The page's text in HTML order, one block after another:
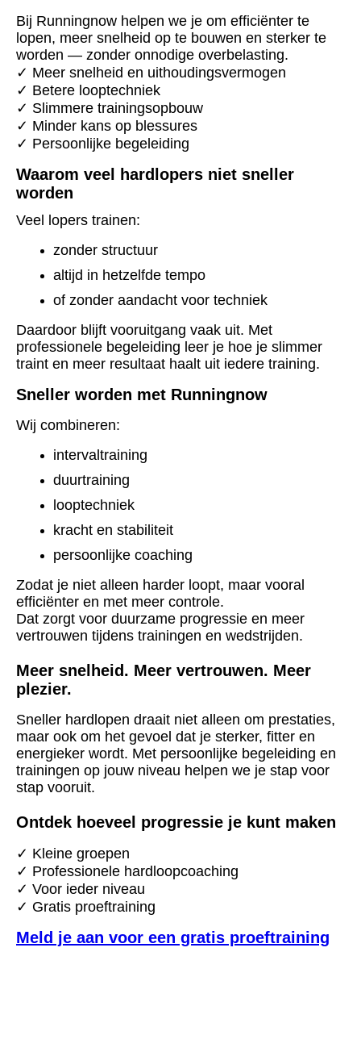
Bij Runningnow helpen we je om efficiënter te
lopen, meer snelheid op te bouwen en sterker te
worden — zonder onnodige overbelasting.
✓ Meer snelheid en uithoudingsvermogen
✓ Betere looptechniek
✓ Slimmere trainingsopbouw
✓ Minder kans op blessures
✓ Persoonlijke begeleiding
Waarom veel hardlopers niet sneller
worden
Veel lopers trainen:
zonder structuur
altijd in hetzelfde tempo
of zonder aandacht voor techniek
Daardoor blijft vooruitgang vaak uit. Met
professionele begeleiding leer je hoe je slimmer
traint en meer resultaat haalt uit iedere training.
Sneller worden met Runningnow
Wij combineren:
intervaltraining
duurtraining
looptechniek
kracht en stabiliteit
persoonlijke coaching
Zodat je niet alleen harder loopt, maar vooral
efficiënter en met meer controle.
Dat zorgt voor duurzame progressie en meer
vertrouwen tijdens trainingen en wedstrijden.
Meer snelheid. Meer vertrouwen. Meer
plezier.
Sneller hardlopen draait niet alleen om prestaties,
maar ook om het gevoel dat je sterker, fitter en
energieker wordt. Met persoonlijke begeleiding en
trainingen op jouw niveau helpen we je stap voor
stap vooruit.
Ontdek hoeveel progressie je kunt maken
✓ Kleine groepen
✓ Professionele hardloopcoaching
✓ Voor ieder niveau
✓ Gratis proeftraining
Meld je aan voor een gratis proeftraining